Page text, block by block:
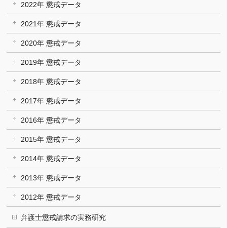
2022年 懲戒データ
2021年 懲戒データ
2020年 懲戒データ
2019年 懲戒データ
2018年 懲戒データ
2017年 懲戒データ
2016年 懲戒データ
2015年 懲戒データ
2014年 懲戒データ
2013年 懲戒データ
2012年 懲戒データ
弁護士懲戒請求の実務研究